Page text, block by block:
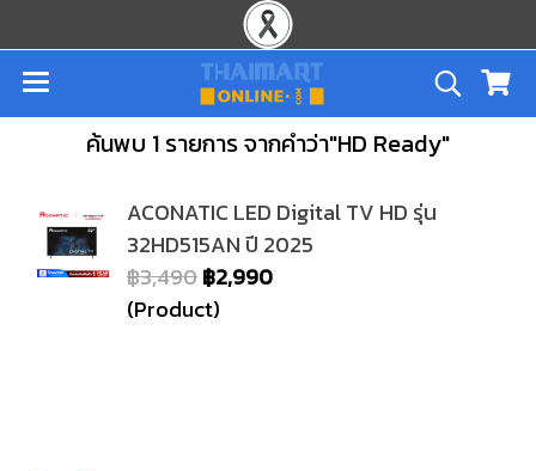
ค้นพบ 1 รายการ จากคำว่า"HD Ready"
ACONATIC LED Digital TV HD รุ่น
32HD515AN ปี 2025
฿3,490฿2,990
(Product)